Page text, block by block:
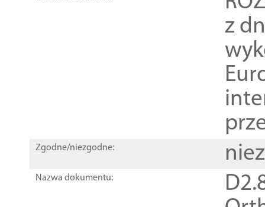
z
Zgodne/niezgodne:
Nazwa dokumentu: